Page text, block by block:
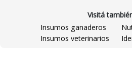
Visitá
Insumos ganaderos
Insumos veterinarios